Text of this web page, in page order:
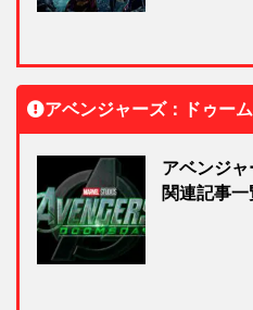
アベンジャーズ：ドゥーム
アベンジ
関連記事